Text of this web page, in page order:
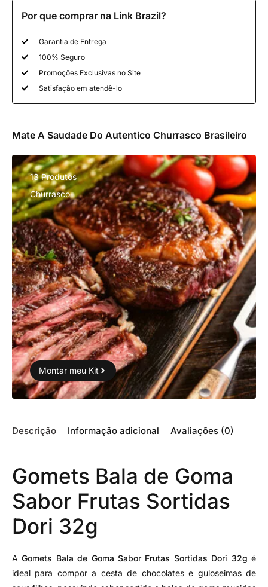
Por que comprar na Link Brazil?
Garantia de Entrega
100% Seguro
Promoções Exclusivas no Site
Satisfação em atendê-lo
Mate A Saudade Do Autentico Churrasco Brasileiro
13 Produtos
Churrasco
Montar meu Kit
Descrição Informação adicional Avaliações (0)
Gomets Bala de Goma
Sabor Frutas Sortidas
Dori 32g
AGomets Bala de Goma Sabor Frutas Sortidas Dori 32gé
ideal para compor a cesta de chocolates e guloseimas de